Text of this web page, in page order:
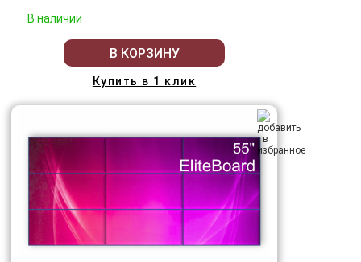
В наличии
В КОРЗИНУ
Купить в 1 клик